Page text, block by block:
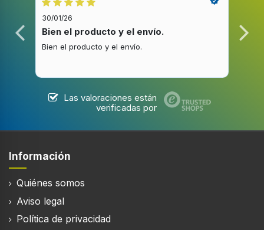
Apertura lateral
Ángulo de apertura de puerta
Acero inoxidable
Material del tambor
Material de bañera
1,6 m
Volumen de tambor
65 L
30/01/26
Bien el producto y el envío.
Bien el producto y el envío.
Las valoraciones están
verificadas por
Información
Quiénes somos
Aviso legal
Política de privacidad